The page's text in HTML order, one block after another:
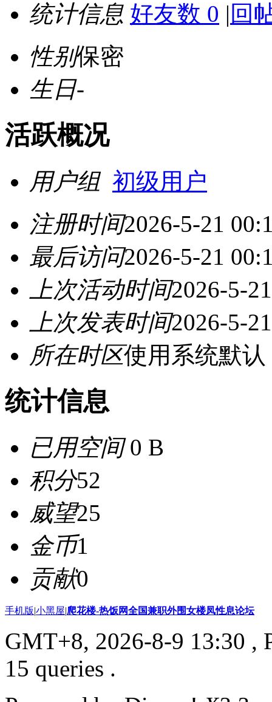
统计信息 好友数 0 | 回
性别保密
生日-
活跃概况
用户组 初级用户
注册时间2026-5-21
最后访问2026-5-21
上次活动时间2026-5-
上次发表时间2026-5-
所在时区使用系统默认
统计信息
已用空间0 B
积分52
威望25
金币1
贡献0
手机版|小黑屋|爬花楼-热饭网全国兼职外围女楼凤性息论坛
GMT+8, 2026-8-9 13:30 ,
15 queries .